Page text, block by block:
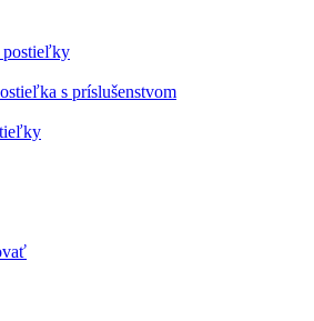
s príslušenstvom